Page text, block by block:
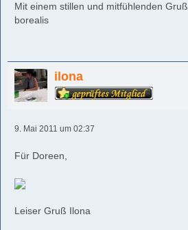
Mit einem stillen und mitfühlenden Gruß,
borealis
ilona
9. Mai 2011 um 02:37
Für Doreen,
Leiser Gruß Ilona